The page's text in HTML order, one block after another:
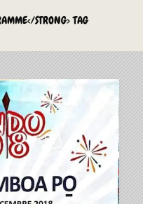
STRONG> TAG